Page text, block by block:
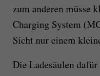
zum anderen müsse
Charging System
Sicht nur einem
Die Ladesäulen